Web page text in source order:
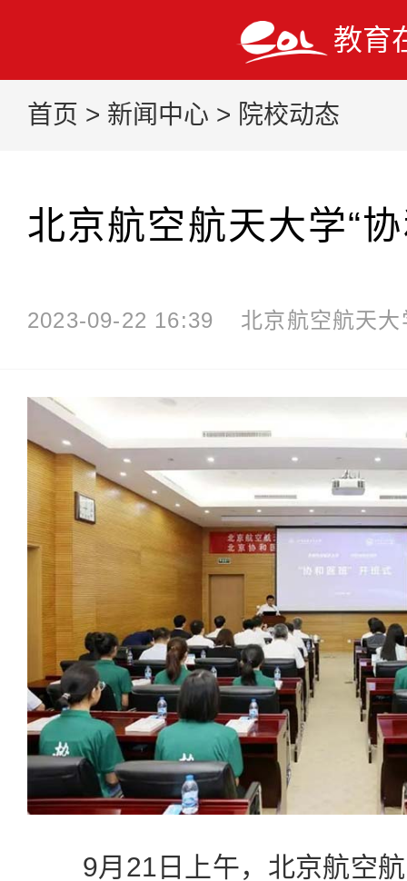
教育
首页 > 新闻中心 > 院校动态
北京航空航天大学“
2023-09-22 16:39 北京航空航天大
9月21日上午，北京航空航